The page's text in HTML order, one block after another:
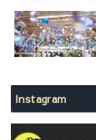
Instagram